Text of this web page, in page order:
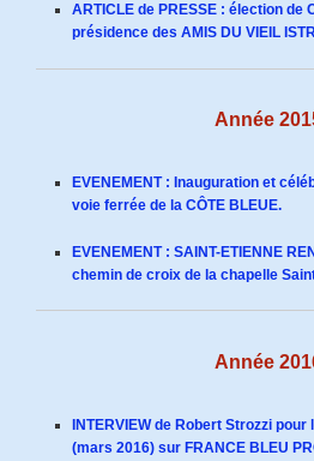
ARTICLE de PRESSE : élection de
présidence des AMIS DU VIEIL
Année
EVENEMENT : Inauguration et
voie ferrée de la CÔTE BLEUE.
EVENEMENT : SAINT-ETIENNE
chemin de croix de la chapelle
Année
INTERVIEW de Robert Strozzi
(mars 2016) sur FRANCE BLEU